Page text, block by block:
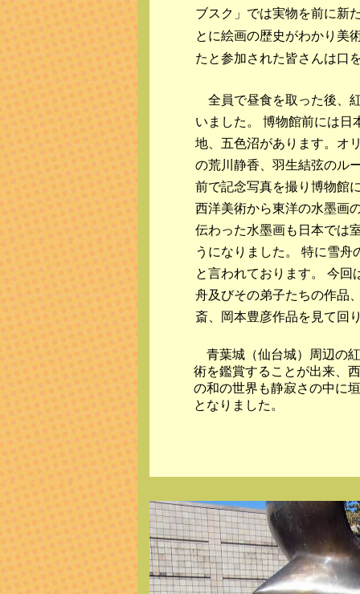
ブスク」では実物を前に新
とに絵画の歴史がわかり美
たと参加された皆さんは口
全員で昼食を取った後、
いました。 博物館前には日
地、五色沼があります。オ
の荒川静香、羽生結弦のル
前で記念写真を撮り博物館
西洋美術から東洋の水墨画
伝わった水墨画も日本では
うになりました。 特に雪舟
と言われております。 今回
舟及びその弟子たちの作品
斎、岡本豊彦作品を見て回
青葉城（仙台城）周辺の
術を鑑賞することが出来、
の和の世界も静寂さの中に
となりました。